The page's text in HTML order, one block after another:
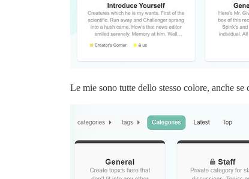
Le mie sono tutte dello stesso colore, anche